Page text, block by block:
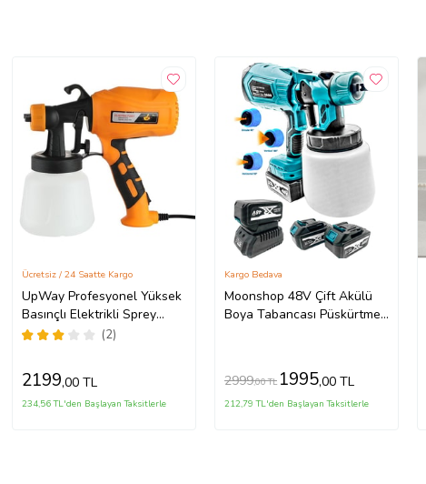
UpWay Profesyonel Yüksek
Basınçlı Elektrikli Sprey
Boya Tabancası
Makinesi
(2)
Ücretsiz / 24 Saatte Kargo
2199,00 TL
234,56 TL'den Başlayan Taksitlerle
Moonshop 48V Çift Akülü
Boya Tabancası Püskürtme
Kargo Bedava
2999,00 TL 1995,00 TL
212,79 TL'den Başlayan Taksitlerle